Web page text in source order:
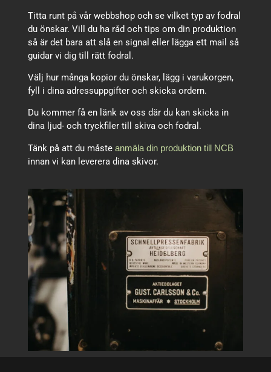
Titta runt på vår webbshop och se vilket typ av fodral
du önskar. Vill du ha råd och tips om din produktion
så är det bara att slå en signal eller lägga ett mail så
guidar vi dig till rätt fodral.
Välj hur många kopior du önskar, lägg i varukorgen,
fyll i dina adressuppgifter och skicka ordern.
Du kommer få en länk av oss där du kan skicka in
dina ljud- och tryckfiler till skiva och fodral.
Tänk på att du måsteanmäla din produktion till NCB
innan vi kan leverera dina skivor.